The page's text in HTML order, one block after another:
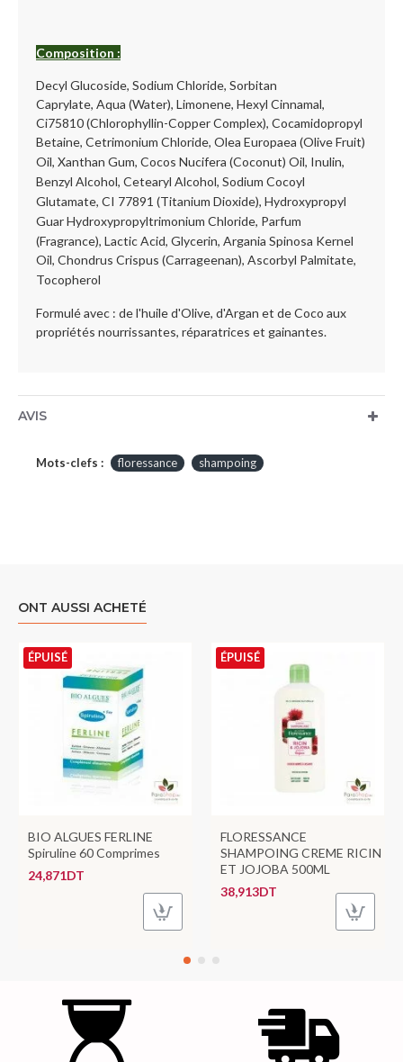
Composition :
Decyl Glucoside, Sodium Chloride, Sorbitan
Caprylate, Aqua (Water), Limonene, Hexyl Cinnamal,
Ci75810 (Chlorophyllin-Copper Complex), Cocamidopropyl
Betaine, Cetrimonium Chloride, Olea Europaea (Olive Fruit)
Oil, Xanthan Gum, Cocos Nucifera (Coconut) Oil, Inulin,
Benzyl Alcohol, Cetearyl Alcohol, Sodium Cocoyl
Glutamate, CI 77891 (Titanium Dioxide), Hydroxypropyl
Guar Hydroxypropyltrimonium Chloride, Parfum
(Fragrance), Lactic Acid, Glycerin, Argania Spinosa Kernel
Oil, Chondrus Crispus (Carrageenan), Ascorbyl Palmitate,
Tocopherol
Formulé avec : de l'huile d'Olive, d'Argan et de Coco aux
propriétés nourrissantes, réparatrices et gainantes.
AVIS
Mots-clefs : floressance shampoing
ONT AUSSI ACHETÉ
ÉPUISÉ
BIO ALGUES FERLINE
Spiruline 60 Comprimes
24,871DT
ÉPUISÉ
FLORESSANCE
SHAMPOING CREME RICIN
ET JOJOBA 500ML
38,913DT